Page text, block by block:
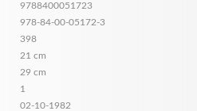
9788400051723
978-84-00-05172-3
398
21 cm
29 cm
1
02-10-1982